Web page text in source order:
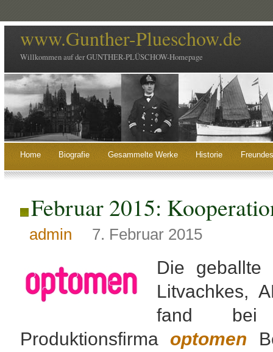
www.Gunther-Plueschow.de
Willkommen auf der GUNTHER-PLÜSCHOW-Homepage
Home Biografie Gesammelte Werke Historie
Februar 2015:
admin 7. Februar 2015
Die geballte
Litvachkes,
fand bei
Produktionsfirma optomen